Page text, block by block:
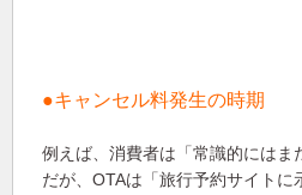
●キャンセル料発生の時期
例えば、消費者は「常識的には
だが、OTAは「旅行予約サイト